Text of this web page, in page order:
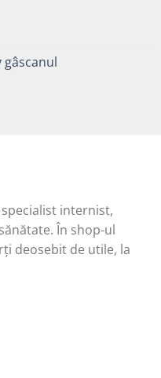
internist,
În shop-ul
deosebit de utile, la